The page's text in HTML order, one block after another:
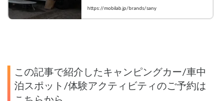
「SAny.VAN（サニーバン）」。ハイエー
スを中心に、その他の車種もご相談可能
https://mobilab.jp/brands/sany
この記事で紹介したキャンピングカー/車中
泊スポット/体験アクティビティのご予約は